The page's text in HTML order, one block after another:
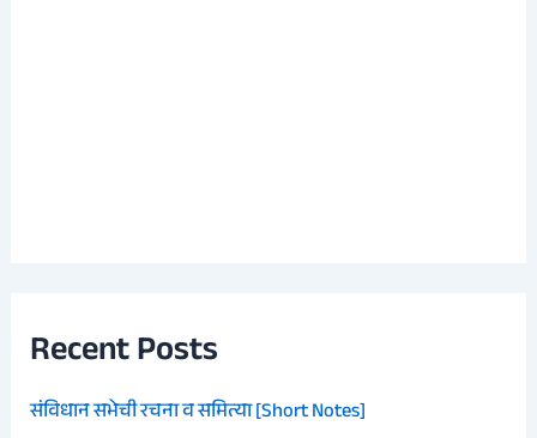
Recent Posts
संविधान सभेची रचना व समित्या [Short Notes]